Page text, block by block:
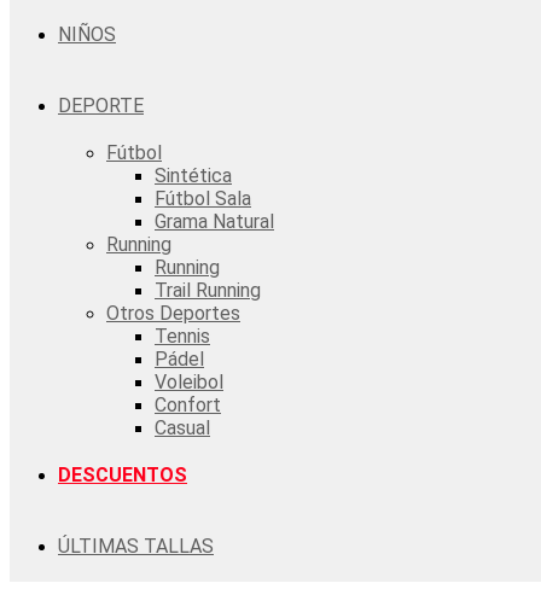
NIÑOS
DEPORTE
Fútbol
Sintética
Fútbol Sala
Grama Natural
Running
Running
Trail Running
Otros Deportes
Tennis
Pádel
Voleibol
Confort
Casual
DESCUENTOS
ÚLTIMAS TALLAS